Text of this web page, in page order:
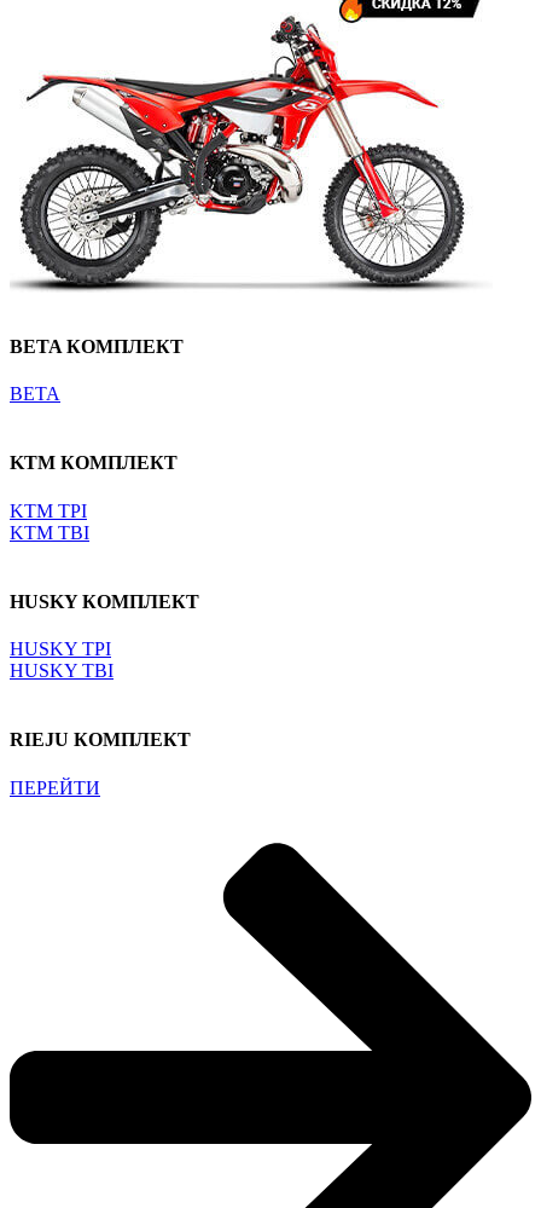
BETA КОМПЛЕКТ
BETA
KTM КОМПЛЕКТ
KTM TPI
KTM TBI
HUSKY КОМПЛЕКТ
HUSKY TPI
HUSKY TBI
RIEJU КОМПЛЕКТ
ПЕРЕЙТИ